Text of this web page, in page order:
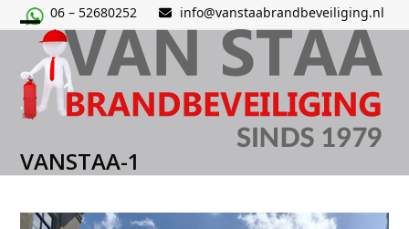
to
content
06 – 52680252 info@vanstaabrandbeveiliging.nl
Open
mobile
menu
Close
mobile
menu
VANSTAA-1